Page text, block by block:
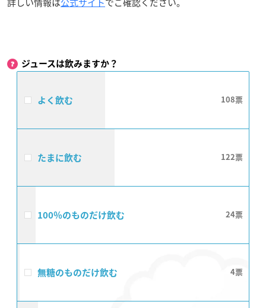
詳しい情報は公式サイトでご確認ください。
ジュースは飲みますか？
よく飲む 108
たまに飲む 122
100％のものだけ飲む 24
無糖のものだけ飲む 4